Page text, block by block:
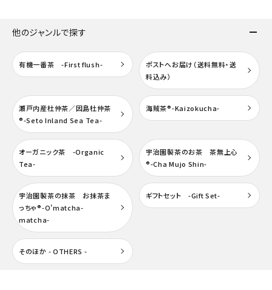
他のジャンルで探す
有機一番茶 -First flush-
ポストへお届け（送料無料・送
料込み）
瀬戸内産杜仲茶／因島杜仲茶
®-Seto Inland Sea Tea-
海賊茶®-Kaizokucha-
オーガニック茶 -Organic
Tea-
宇治園製茶のお茶 茶無上心
®-Cha Mujo Shin-
宇治園製茶の抹茶 お抹茶ま
っちゃ®-O'matcha-
matcha-
ギフトセット -Gift Set-
そのほか - OTHERS -
検索する